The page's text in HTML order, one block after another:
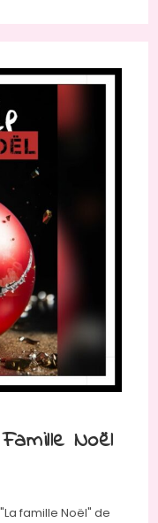
Noël
famille Noël" de